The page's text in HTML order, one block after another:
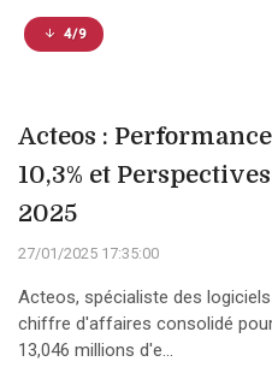
4/9
Acteos :
10,3% et
2025
27/01/2025 17:35:00
Acteos, spécialiste des
chiffre d'affaires consolidé
13,046 millions d'e...